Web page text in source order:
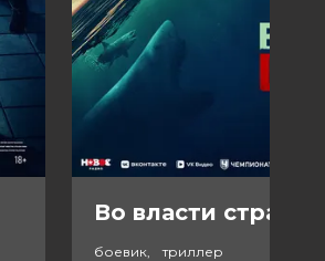
Во власти страха
боевик, триллер